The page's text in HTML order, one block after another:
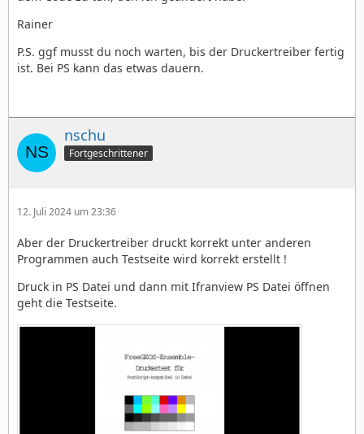
Rainer
P.S. ggf musst du noch warten, bis der Druckertreiber fertig
ist. Bei PS kann das etwas dauern.
nschu
Fortgeschrittener
12. Juli 2024 um 23:36
Aber der Druckertreiber druckt korrekt unter anderen
Programmen auch Testseite wird korrekt erstellt !
Druck in PS Datei und dann mit Ifranview PS Datei öffnen
geht die Testseite.